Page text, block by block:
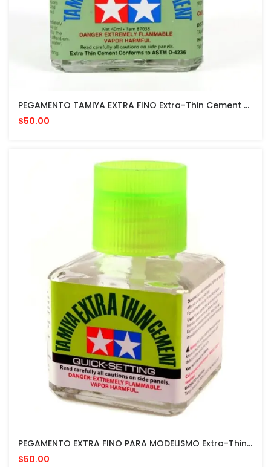
PEGAMENTO TAMIYA EXTRA FINO Extra-Thin Cement 40 ML MADE IN JAPAN Quick Setting Version
$50.00
PEGAMENTO EXTRA FINO PARA MODELISMO Extra-Thin Cement MADE IN JAPAN
$50.00